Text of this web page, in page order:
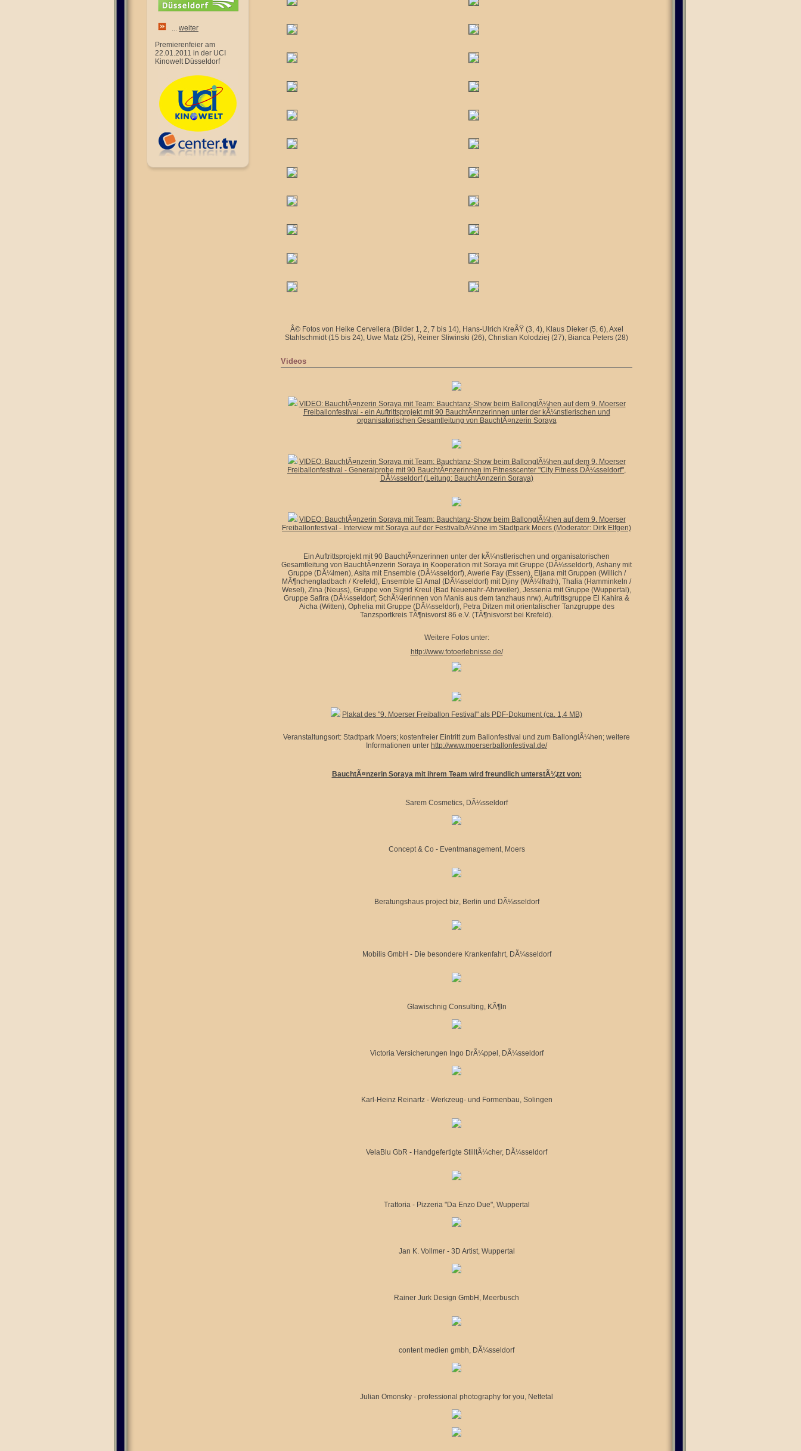
... weiter
Premierenfeier am
22.01.2011 in der UCI
Kinowelt Düsseldorf
Â© Fotos von Heike Cervellera (Bilder 1, 2, 7 bis 14), Hans-Ulrich KreÃŸ (3, 4), Klaus Dieker (5, 6), Axel
Stahlschmidt (15 bis 24), Uwe Matz (25), Reiner Sliwinski (26), Christian Kolodziej (27), Bianca Peters (28)
Videos
VIDEO: BauchtÃ¤nzerin Soraya mit Team: Bauchtanz-Show beim BallonglÃ¼hen auf dem 9. Moerser
Freiballonfestival - ein Auftrittsprojekt mit 90 BauchtÃ¤nzerinnen unter der kÃ¼nstlerischen und
organisatorischen Gesamtleitung von BauchtÃ¤nzerin Soraya
VIDEO: BauchtÃ¤nzerin Soraya mit Team: Bauchtanz-Show beim BallonglÃ¼hen auf dem 9. Moerser
Freiballonfestival - Generalprobe mit 90 BauchtÃ¤nzerinnen im Fitnesscenter "City Fitness DÃ¼sseldorf",
DÃ¼sseldorf (Leitung: BauchtÃ¤nzerin Soraya)
VIDEO: BauchtÃ¤nzerin Soraya mit Team: Bauchtanz-Show beim BallonglÃ¼hen auf dem 9. Moerser
Freiballonfestival - Interview mit Soraya auf der FestivalbÃ¼hne im Stadtpark Moers (Moderator: Dirk Elfgen)
Ein Auftrittsprojekt mit 90 BauchtÃ¤nzerinnen unter der kÃ¼nstlerischen und organisatorischen
Gesamtleitung von BauchtÃ¤nzerin Soraya in Kooperation mit Soraya mit Gruppe (DÃ¼sseldorf), Ashany mit
Gruppe (DÃ¼lmen), Asita mit Ensemble (DÃ¼sseldorf), Awerie Fay (Essen), Eljana mit Gruppen (Willich /
MÃ¶nchengladbach / Krefeld), Ensemble El Amal (DÃ¼sseldorf) mit Djiny (WÃ¼lfrath), Thalia (Hamminkeln /
Wesel), Zina (Neuss), Gruppe von Sigrid Kreul (Bad Neuenahr-Ahrweiler), Jessenia mit Gruppe (Wuppertal),
Gruppe Safira (DÃ¼sseldorf; SchÃ¼lerinnen von Manis aus dem tanzhaus nrw), Auftrittsgruppe El Kahira &
Aicha (Witten), Ophelia mit Gruppe (DÃ¼sseldorf), Petra Ditzen mit orientalischer Tanzgruppe des
Tanzsportkreis TÃ¶nisvorst 86 e.V. (TÃ¶nisvorst bei Krefeld).
Weitere Fotos unter:
http://www.fotoerlebnisse.de/
Plakat des "9. Moerser Freiballon Festival" als PDF-Dokument (ca. 1,4 MB)
Veranstaltungsort: Stadtpark Moers; kostenfreier Eintritt zum Ballonfestival und zum BallonglÃ¼hen; weitere
Informationen unter http://www.moerserballonfestival.de/
BauchtÃ¤nzerin Soraya mit ihrem Team wird freundlich unterstÃ¼tzt von:
Sarem Cosmetics, DÃ¼sseldorf
Concept & Co - Eventmanagement, Moers
Beratungshaus project biz, Berlin und DÃ¼sseldorf
Mobilis GmbH - Die besondere Krankenfahrt, DÃ¼sseldorf
Glawischnig Consulting, KÃ¶ln
Victoria Versicherungen Ingo DrÃ¼ppel, DÃ¼sseldorf
Karl-Heinz Reinartz - Werkzeug- und Formenbau, Solingen
VelaBlu GbR - Handgefertigte StilltÃ¼cher, DÃ¼sseldorf
Trattoria - Pizzeria "Da Enzo Due", Wuppertal
Jan K. Vollmer - 3D Artist, Wuppertal
Rainer Jurk Design GmbH, Meerbusch
content medien gmbh, DÃ¼sseldorf
Julian Omonsky - professional photography for you, Nettetal